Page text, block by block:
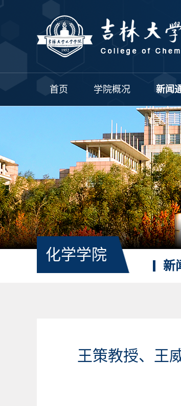
首页 学院概况 新闻
化学学院
新
王策教授、王